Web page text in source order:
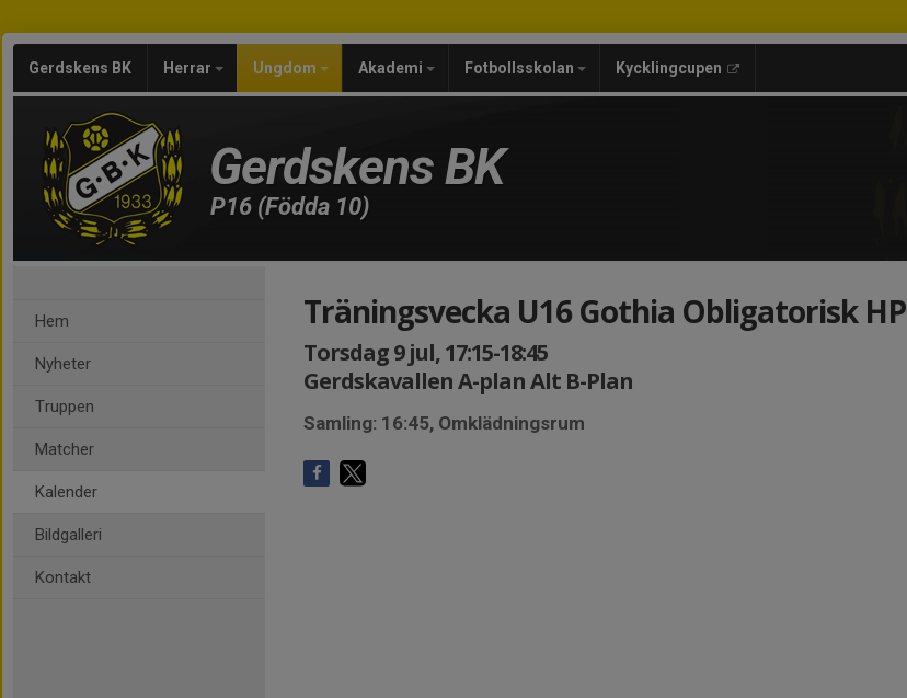
Gerdskens BK Herrar Ungdom Akademi Fotbollsskolan Kycklingcupen
Gerdskens BK
P16 (Födda 10)
Hem
Nyheter
Truppen
Matcher
Kalender
Bildgalleri
Kontakt
Träningsvecka U16 Gothia Obligatorisk HP
Torsdag 9 jul, 17:15-18:45
Gerdskavallen A-plan Alt B-Plan
Samling: 16:45, Omklädningsrum